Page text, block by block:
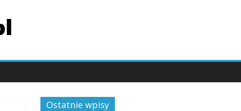
Ostatnie wpisy